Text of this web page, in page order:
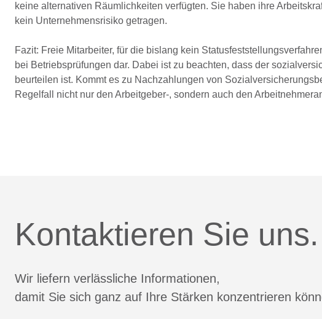
keine alternativen Räumlichkeiten verfügten. Sie haben ihre
kein Unternehmensrisiko getragen.
Fazit: Freie Mitarbeiter, für die bislang kein
bei Betriebsprüfungen dar. Dabei ist zu beachten, dass der
beurteilen ist. Kommt es zu Nachzahlungen von
Regelfall nicht nur den Arbeitgeber-, sondern auch den
Kontaktieren Sie uns.
Wir liefern verlässliche Informationen,
damit Sie sich ganz auf Ihre Stärken konzentrieren